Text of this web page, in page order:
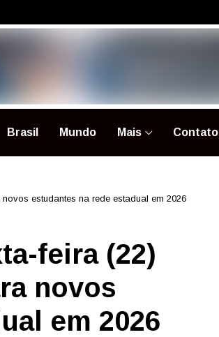
Brasil Mundo Mais Contato
estudantes na rede estadual em 2026
feira (22)
novos
em 2026